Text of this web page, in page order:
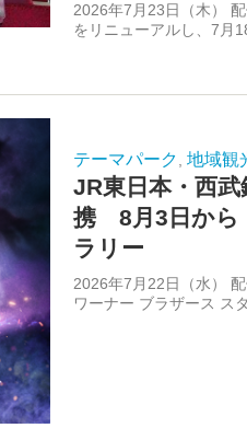
2026年7月23日（木）
をリニューアルし、7月
テーマパーク 地域観
JR東日本・西
携 8月3日から
ラリー
2026年7月22日（水）
ワーナー ブラザース ス